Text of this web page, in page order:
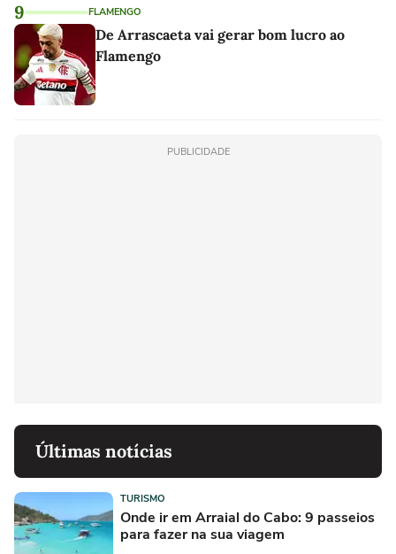
9 FLAMENGO
De Arrascaeta vai gerar bom lucro ao
Flamengo
PUBLICIDADE
Últimas notícias
TURISMO
Onde ir em Arraial do Cabo: 9 passeios
para fazer na sua viagem